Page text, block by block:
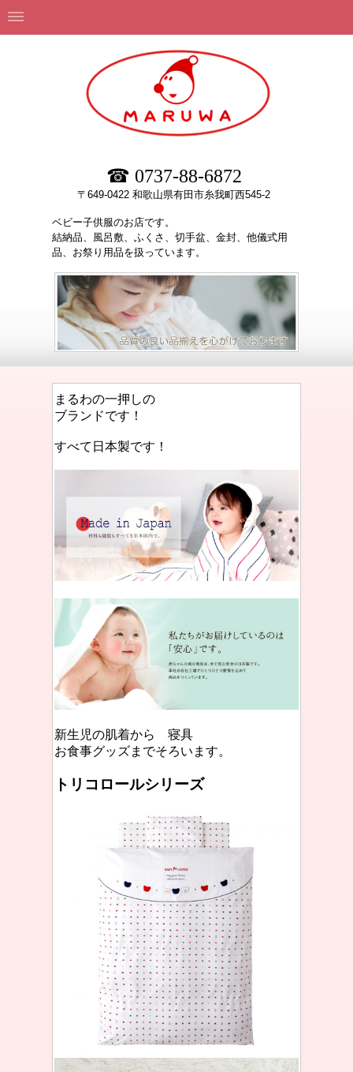
☎ 0737-88-6872
〒649-0422 和歌山県有田市糸我町西545-2
ベビー子供服のお店です。
結納品、風呂敷、ふくさ、切手盆、金封、他儀式用
品、お祭り用品を扱っています。
まるわの一押しの
ブランドです！
すべて日本製です！
新生児の肌着から 寝具
お食事グッズまでそろいます。
トリコロールシリーズ